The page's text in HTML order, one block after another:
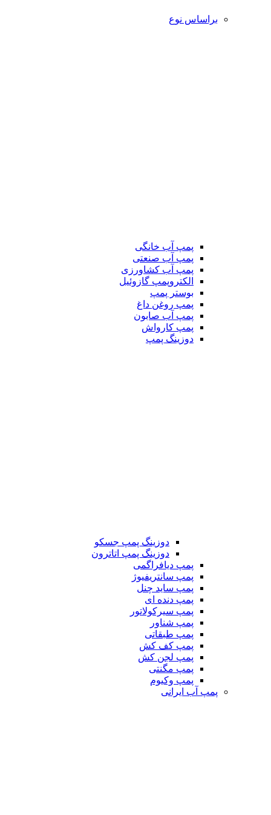
براساس نوع
پمپ آب خانگی
پمپ آب صنعتی
پمپ آب کشاورزی
الکتروپمپ گازوئیل
بوستر پمپ
پمپ روغن داغ
پمپ آب صابون
پمپ کارواش
دوزینگ پمپ
دوزینگ پمپ جسکو
دوزینگ پمپ اتاترون
پمپ دیافراگمی
پمپ سانتریفیوژ
پمپ ساید چنل
پمپ دنده ای
پمپ سیرکولاتور
پمپ شناور
پمپ طبقاتی
پمپ کف کش
پمپ لجن کش
پمپ مگنتی
پمپ وکیوم
پمپ آب ایرانی